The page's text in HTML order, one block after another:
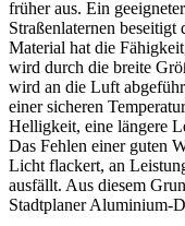
früher aus. Ein
Straßenlaternen
Material hat die
wird durch die breite
wird an die Luft
einer sicheren
Helligkeit, eine längere
Das Fehlen einer guten
Licht flackert, an
ausfällt. Aus diesem
Stadtplaner Aluminium-